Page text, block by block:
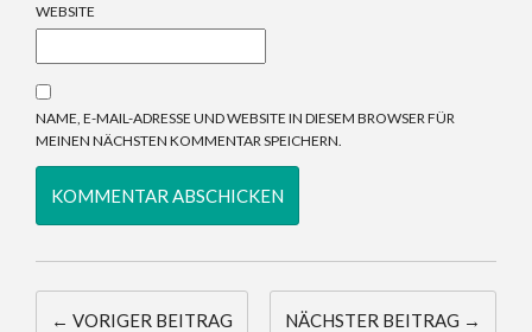
WEBSITE
NAME, E-MAIL-ADRESSE UND WEBSITE IN DIESEM BROWSER FÜR
MEINEN NÄCHSTEN KOMMENTAR SPEICHERN.
← VORIGER BEITRAG NÄCHSTER BEITRAG →